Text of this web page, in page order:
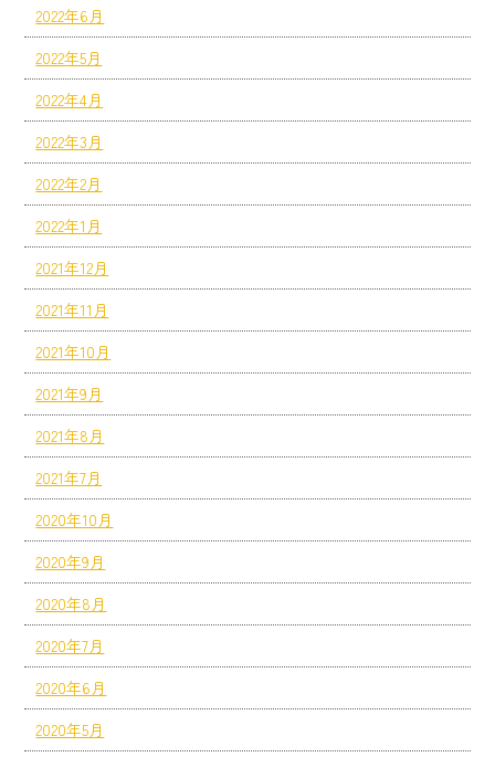
2022年6月
2022年5月
2022年4月
2022年3月
2022年2月
2022年1月
2021年12月
2021年11月
2021年10月
2021年9月
2021年8月
2021年7月
2020年10月
2020年9月
2020年8月
2020年7月
2020年6月
2020年5月